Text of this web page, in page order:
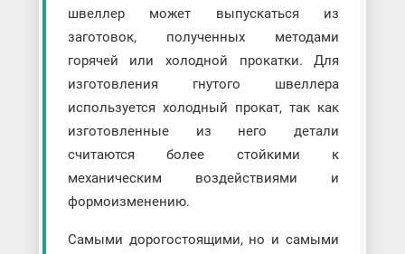
швеллер может выпускаться из
заготовок, полученных методами
горячей или холодной прокатки. Для
изготовления гнутого швеллера
используется холодный прокат, так как
изготовленные из него детали
считаются более стойкими к
механическим воздействиями и
формоизменению.
Самыми дорогостоящими, но и самыми